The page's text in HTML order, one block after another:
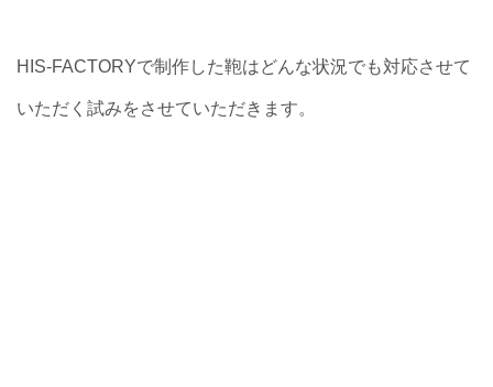
HIS-FACTORYで制作した鞄はどんな状況でも対応させて
いただく試みをさせていただきます。